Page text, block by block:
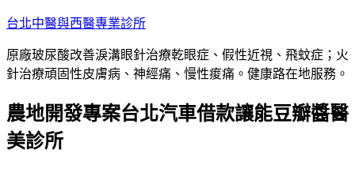
跳
主
要
容
台北中醫與西醫專業診所
原廠玻尿酸改善淚溝眼針治療乾眼症、假性近視、飛蚊症；火
針治療頑固性皮膚病、神經痛、慢性痠痛。健康路在地服務。
農地開發專案台北汽車借款讓能豆瓣醬醫
美診所